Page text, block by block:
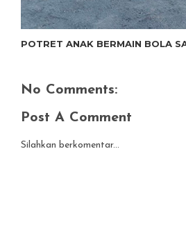
POTRET ANAK BERMAIN BOLA
No Comments:
Post A Comment
Silahkan berkomentar...